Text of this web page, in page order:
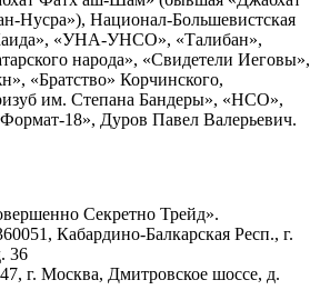
Нусра»), Национал-Большевистская
«УНА-УНСО», «Талибан»,
народа», «Свидетели Иеговы»,
«Братство» Корчинского,
им. Степана Бандеры», «НСО»,
18», Дуров Павел Валерьевич.
Секретно Трейд».
Кабардино-Балкарская Респ., г.
36
г. Москва, Дмитровское шоссе, д.